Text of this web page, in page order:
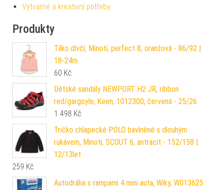
Výtvarné a kreativní potřeby
Produkty
Tílko dívčí, Minoti, perfect 8, oranžová - 86/92 |
18-24m
60 Kč
Dětské sandály NEWPORT H2 JR, ribbon
red/gargoyle, Keen, 1012300, červená - 25/26
1 498 Kč
Tričko chlapecké POLO bavlněné s dlouhým
rukávem, Minoti, SCOUT 6, antracit - 152/158 |
12/13let
259 Kč
Autodráha s rampami 4 mini auta, Wiky, W013625